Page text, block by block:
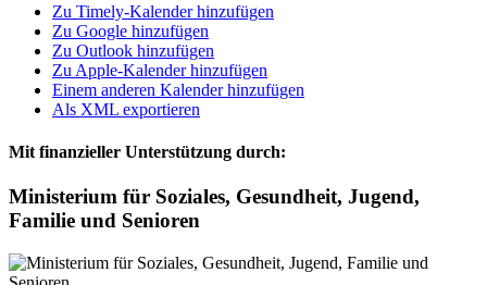
Zu Timely-Kalender hinzufügen
Zu Google hinzufügen
Zu Outlook hinzufügen
Zu Apple-Kalender hinzufügen
Einem anderen Kalender hinzufügen
Als XML exportieren
Mit finanzieller Unterstützung durch:
Ministerium für Soziales, Gesundheit, Jugend,
Familie und Senioren